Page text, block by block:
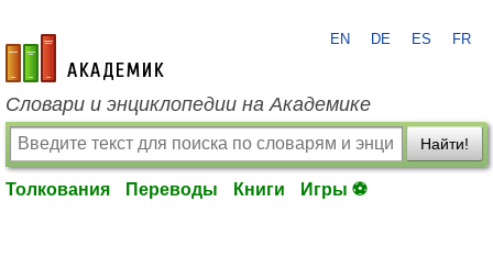
academic.ru
EN DE ES FR
Словари и энциклопедии на Академике
Найти!
Толкования Переводы Книги Игры ⚽